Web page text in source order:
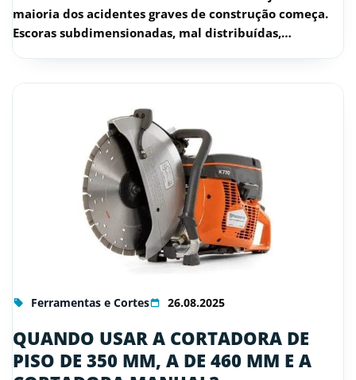
maioria dos acidentes graves de construção começa.
Escoras subdimensionadas, mal distribuídas,…
Ferramentas e Cortes 26.08.2025
QUANDO USAR A CORTADORA DE
PISO DE 350 MM, A DE 460 MM E A